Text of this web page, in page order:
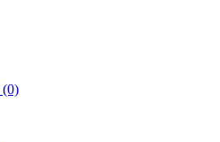
(0)